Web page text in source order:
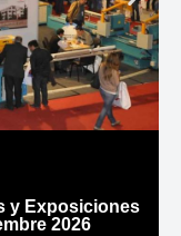
y Exposiciones
2026